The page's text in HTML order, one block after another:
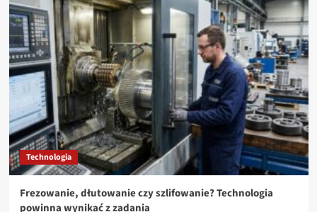
Technologia
Frezowanie, dłutowanie czy szlifowanie? Technologia
powinna wynikać z zadania